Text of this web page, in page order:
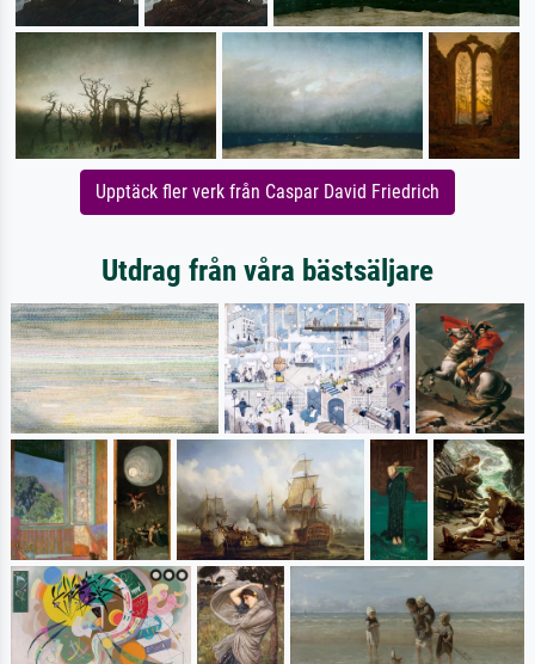
Upptäck fler verk från Caspar David Friedrich
Utdrag från våra bästsäljare